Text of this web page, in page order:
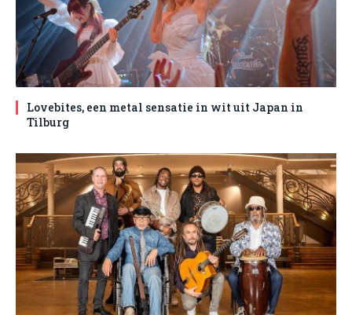
Lovebites, een metal sensatie in wit uit Japan in
Tilburg